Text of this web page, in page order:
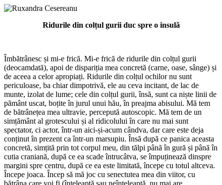
Ridurile din colțul gurii duc spre o insulă
Îmbătrânesc și mi-e frică. Mi-e frică de ridurile din colțul gurii
(deocamdată), apoi de dispariția mea concretă (carne, oase, sânge) și
de aceea a celor apropiați. Ridurile din colțul ochilor nu sunt
periculoase, ba chiar dimpotrivă, ele au ceva incitant, de lac de
munte, izolat de lume; cele din colțul gurii, însă, sunt ca niște linii de
pământ uscat, boțite în jurul unui hău, în preajma abisului. Mă tem
de bătrânețea mea ultravie, percepută autoscopic. Mă tem de un
simțământ al grotescului și al ridicolului în care nu mai sunt
spectator, ci actor, într-un aici-și-acum cândva, dar care este deja
conținut în prezent ca într-un marsupiu. Însă după ce panica aceasta
concretă, simțită prin tot corpul meu, din tălpi până în gură și până în
cutia craniană, după ce ea scade întrucâtva, se împuținează dinspre
margini spre centru, după ce ea este limitată, începe cu totul altceva.
Începe joaca. Încep să mă joc cu senectutea mea din viitor, cu
bătrâna care voi fi (înțeleaptă sau neînțeleaptă, nu mai are